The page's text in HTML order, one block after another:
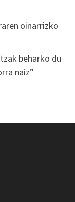
oinarrizko
beharko du
naiz”